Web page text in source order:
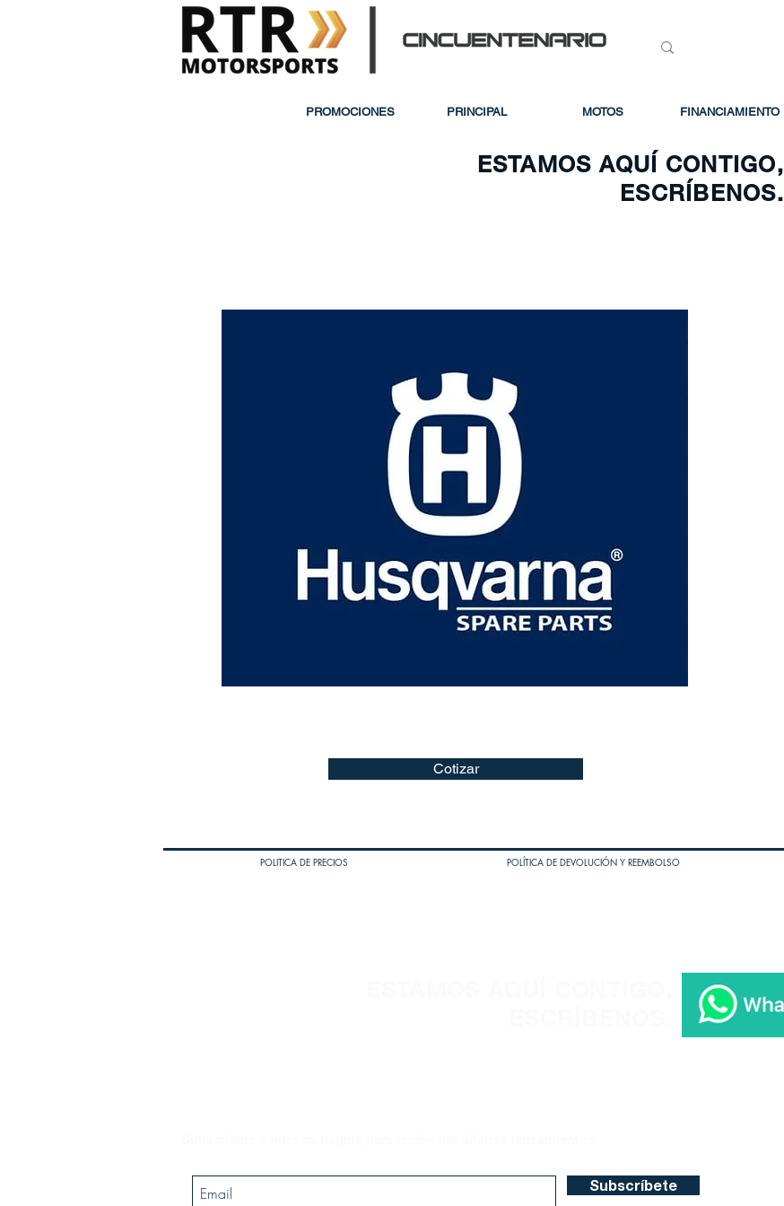
PROMOCIONES PRINCIPAL MOTOS FINANCIAMIENTO
ESTAMOS AQUÍ CONTIGO,
ESCRÍBENOS.
Cotizar
POLITICA DE PRECIOS POLÍTICA DE DEVOLUCIÓN Y REEMBOLSO
Subscríbete